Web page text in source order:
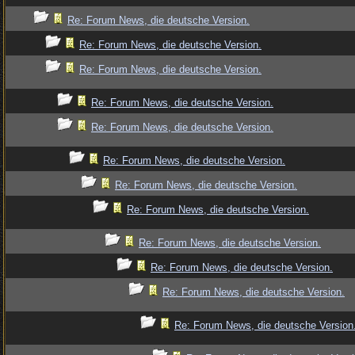
Re: Forum News, die deutsche Version.
Re: Forum News, die deutsche Version.
Re: Forum News, die deutsche Version.
Re: Forum News, die deutsche Version.
Re: Forum News, die deutsche Version.
Re: Forum News, die deutsche Version.
Re: Forum News, die deutsche Version.
Re: Forum News, die deutsche Version.
Re: Forum News, die deutsche Version.
Re: Forum News, die deutsche Version.
Re: Forum News, die deutsche Version.
Re: Forum News, die deutsche